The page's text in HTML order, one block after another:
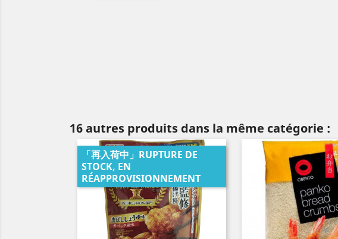
16 autres produits dans la même catégorie :
「再入荷中」RUPTURE DE
STOCK, EN
RÉAPPROVISIONNEMENT